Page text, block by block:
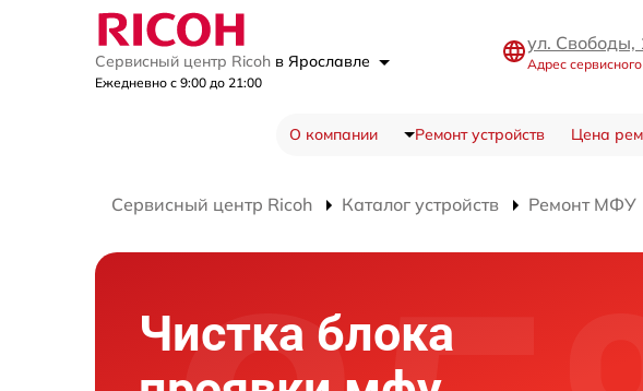
Сервисный центр Ricoh в Ярославле
Ежедневно с 9:00 до 21:00
ул. Свободы,
Адрес
О компании Ремонт устройств Цена
Сервисный центр Ricoh Каталог устройств Ремонт МФУ
Чистка блока